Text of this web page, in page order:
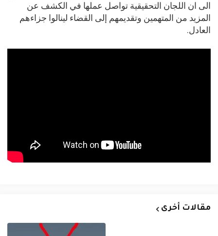
الى ان اللجان التحقيقية تواصل عملها في الكشف عن
المزيد من المتهمين وتقديمهم إلى القضاء لينالوا جزاءهم
العادل.
مقالات أخرى